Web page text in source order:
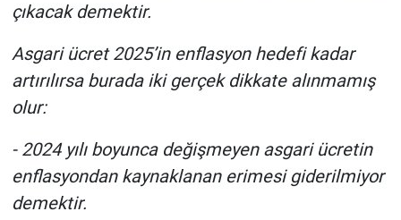
çıkacak demektir.
Asgari ücret 2025’in enflasyon hedefi kadar
artırılırsa burada iki gerçek dikkate alınmamış
olur:
- 2024 yılı boyunca değişmeyen asgari ücretin
enflasyondan kaynaklanan erimesi giderilmiyor
demektir.
Yerel Gündem
Canlı Yayın